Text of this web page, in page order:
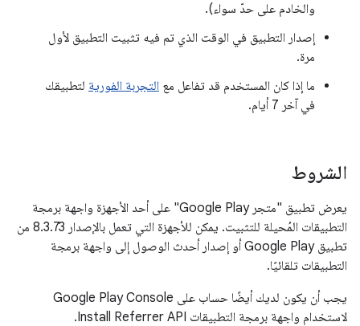
والخادم على حدّ سواء).
إصدار التطبيق في الوقت الذي تم فيه تثبيت التطبيق لأول
مرة.
ما إذا كان المستخدم قد تفاعل مع التجربة الفورية لتطبيقك
في آخر 7 أيام.
الشروط
يعرض تطبيق "متجر Google Play" على أحد الأجهزة واجهة برمجة
التطبيقات المُحيلة للتثبيت. يمكن للأجهزة التي تعمل بالإصدار 8.3.73 من
تطبيق Google Play أو إصدار أحدث الوصول إلى واجهة برمجة
التطبيقات تلقائيًا.
يجب أن يكون لديك أيضًا حساب على Google Play Console
لاستخدام واجهة برمجة التطبيقات Install Referrer API.